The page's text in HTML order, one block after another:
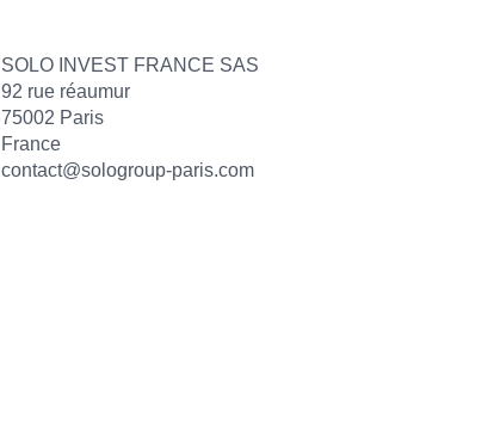
SOLO INVEST FRANCE SAS
92 rue réaumur
75002 Paris
France
contact@sologroup-paris.com